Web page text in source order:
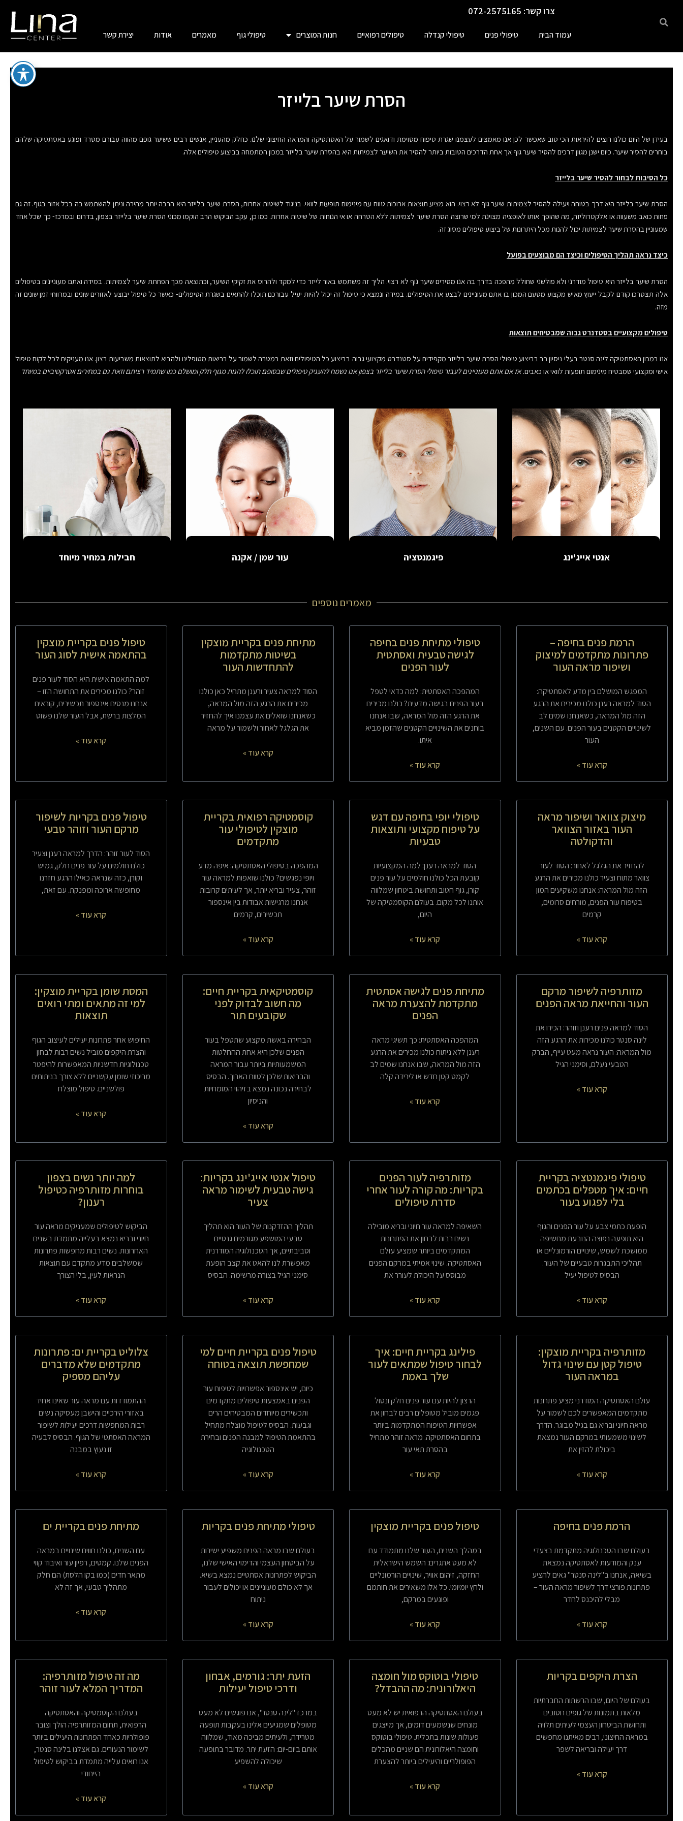
צרו קשר: 072-2575165
עמוד הבית טיפולי פנים טיפולי קנדלה טיפולים רפואיים חנות המוצרים טיפולי גוף מאמרים אודות יצירת קשר
הסרת שיער בלייזר
בעידן של היום כולנו רוצים להיראות הכי טוב שאפשר לכן אנו מאמצים לעצמנו שגרת טיפוח מסוימת ודואגים לשמור על האסתטיקה והמראה החיצוני שלנו. כחלק מהעניין, אנשים רבים ששיער גופם מהווה עבורם מטרד ופוגע באסתטיקה שלהם
בוחרים להסיר שיער. כיום ישנן מגוון דרכים להסיר שיער גוף אך אחת הדרכים הטובות ביותר להסיר את השיער לצמיתות היא בהסרת שיער בלייזר במכון המתמחה בביצוע טיפולים אלה.
כל הסיבות לבחור להסיר שיער בלייזר
הסרת שיער בלייזר היא דרך בטוחה ויעילה להסיר לצמיתות שיער גוף לא רצוי. הוא מציע תוצאות ארוכות טווח עם מינימום תופעות לוואי. בניגוד לשיטות אחרות, הסרת שיער בלייזר היא הרבה יותר מהירה וניתן להשתמש בה בכל אזור בגוף. זה גם
פחות כואב משעווה או אלקטרוליזה, מה שהופך אותו לאופציה מצוינת למי שרוצה הסרת שיער לצמיתות ללא הטרחה או אי הנוחות של שיטות אחרות. כמו כן, עקב הביקוש הרב הוקמו מכוני הסרת שיער בלייזר בצפון, בדרום ובמרכז- כך שכל אחד
שמעוניין בהסרת שיער לצמיתות יכול להנות מכל היתרונות של ביצוע טיפולים מסוג זה.
כיצד נראה תהליך הטיפולים וכיצד הם מבוצעים בפועל
הסרת שיער בלייזר היא טיפול מודרני ולא פולשני שחולל מהפכה בדרך בה אנו מסירים שיער גוף לא רצוי. הליך זה משתמש באור לייזר כדי למקד ולהרוס את זקיקי השיער, וכתוצאה מכך הפחתת שיער לצמיתות. במידה ואתם מעוניינים בטיפולים
אלה תצטרכו קודם לקבל ייעוץ מאיש מקצוע מטעם המכון בו אתם מעוניינים לבצע את הטיפולים. במידה ונמצא כי טיפול זה יכול להיות יעיל עבורכם תוכלו להתאים בשגרת הטיפולים- כאשר כל טיפול יבוצע לאזורים שונים ובמרווחי זמן שונים זה
מזה.
טיפולים מקצועיים בסטדנרט גבוה שמבטיחים תוצאות
אנו במכון האסתטיקה לינה סנטר בעלי ניסיון רב בביצוע טיפולי הסרת שיער בלייזר מקפידים על סטנדרט מקצועי גבוה בביצוע כל הטיפולים וזאת במטרה לשמור על בריאות מטופלינו ולהביא לתוצאות משביעות רצון. אנו מעניקים לכל לקוח טיפול
אישי ומקצועי שמבטיח מינימום תופעות לוואי או כאבים. אז אם אתם מעוניינים לעבור טיפולי הסרת שיער בלייזר בצפון אנו נשמח להעניק טיפולים שבסופם תוכלו להנות מגוף חלק ומושלם כמו שתמיד רציתם וזאת גם במחירים אטרקטיביים במיוחד
אנטי אייג'ינג פיגמנטציה עור שמן / אקנה חבילות במחיר מיוחד
מאמרים נוספים
הרמת פנים בחיפה –
פתרונות מתקדמים למיצוק
ושיפור מראה העור
המפגש המושלם בין מדע לאסתטיקה:
הסוד למראה רענן כולנו מכירים את הרגע
הזה מול המראה, כשאנחנו שמים לב
לשינויים הקטנים בעור הפנים. עם השנים,
העור
קרא עוד »
טיפולי מתיחת פנים בחיפה
לגישה טבעית ואסתטית
לעור הפנים
המהפכה האסתטית: למה כדאי לטפל
בעור הפנים בגישה מדעית? כולנו מכירים
את הרגע הזה מול המראה, שבו אנחנו
בוחנים את השינויים הקטנים שהזמן מביא
איתו.
קרא עוד »
מתיחת פנים בקריית מוצקין
בשיטות מתקדמות
להתחדשות העור
הסוד למראה צעיר ורענן מתחיל כאן כולנו
מכירים את הרגע הזה מול המראה,
כשאנחנו שואלים את עצמנו איך להחזיר
את הגלגל לאחור ולשמור על מראה
קרא עוד »
טיפול פנים בקריית מוצקין
בהתאמה אישית לסוג העור
למה התאמה אישית היא הסוד לעור פנים
זוהר? כולנו מכירים את התחושה הזו –
אנחנו מנסים אינספור תכשירים, קוראים
המלצות ברשת, אבל העור שלנו פשוט
קרא עוד »
מיצוק צוואר ושיפור מראה
העור באזור הצוואר
והדקולטה
להחזיר את הגלגל לאחור: הסוד לעור
צוואר מתוח וצעיר כולנו מכירים את הרגע
הזה מול המראה: אנחנו משקיעים המון
בטיפוח עור הפנים, מורחים סרומים,
קרמים
קרא עוד »
טיפולי יופי בחיפה עם דגש
על טיפוח מקצועי ותוצאות
טבעיות
הסוד למראה רענן: למה המקצועיות
קובעת הכל כולנו חולמים על עור פנים
קורן, גוף חטוב ותחושת ביטחון שמלווה
אותנו לכל מקום. בעולם הקוסמטיקה של
היום,
קרא עוד »
קוסמטיקה רפואית בקריית
מוצקין לטיפולי עור
מתקדמים
המהפכה בטיפולי האסתטיקה: איפה מדע
ויופי נפגשים? כולנו שואפות למראה עור
זוהר, צעיר ובריא יותר, אך לעיתים קרובות
אנחנו מרגישות אבודות בין אינספור
תכשירים, קרמים
קרא עוד »
טיפול פנים בקריות לשיפור
מרקם העור וזוהר טבעי
הסוד לעור זוהר: הדרך למראה רענן וצעיר
כולנו חולמים על עור פנים חלק, גמיש
וקורן, כזה שנראה כאילו הרגע חזרנו
מחופשה ארוכה ומפנקת. עם זאת,
קרא עוד »
מזותרפיה לשיפור מרקם
העור והחייאת מראה הפנים
הסוד למראה פנים רענן וזוהר: הכירו את
לינה סנטר כולנו מכירות את הרגע הזה
מול המראה: העור נראה מעט עייף, הברק
הטבעי נעלם, וסימני הגיל
קרא עוד »
מתיחת פנים לגישה אסתטית
מתקדמת להצערת מראה
הפנים
המהפכה האסתטית: כך תשיגי מראה
רענן ללא ניתוח כולנו מכירים את הרגע
הזה מול המראה, שבו אנחנו שמים לב
לקמט קטן חדש או לירידה קלה
קרא עוד »
קוסמטיקאית בקריית חיים:
מה חשוב לבדוק לפני
שקובעים תור
הבחירה באשת מקצוע שתטפל בעור
הפנים שלכן היא אחת ההחלטות
המשמעותיות ביותר עבור המראה
והבריאות שלכן לטווח הארוך. הבסיס
לבחירה נכונה נמצא בזיהוי המומחיות
והניסיון
קרא עוד »
המסת שומן בקריית מוצקין:
למי זה מתאים ומתי רואים
תוצאות
החיפוש אחר פתרונות יעילים לעיצוב הגוף
והצרת היקפים מוביל נשים רבות לבחון
טכנולוגיות חדשניות המאפשרות להיפטר
מריכוזי שומן עקשניים ללא צורך בניתוחים
פולשניים. טיפול מוצלח
קרא עוד »
טיפולי פיגמנטציה בקריית
חיים: איך מטפלים בכתמים
בלי לפגוע בעור
הופעת כתמי צבע על עור הפנים והגוף
היא תופעה נפוצה הנובעת מחשיפה
ממושכת לשמש, שינויים הורמונליים או
תהליכי התבגרות טבעיים של העור.
הבסיס לטיפול יעיל
קרא עוד »
מזותרפיה לעור הפנים
בקריות: מה קורה לעור אחרי
סדרת טיפולים
השאיפה למראה עור חיוני ובריא מובילה
נשים רבות לבחון את הפתרונות
המתקדמים ביותר שמציע עולם
האסתטיקה. שינוי אמיתי במרקם הפנים
מבוסס על היכולת לעורר את
קרא עוד »
טיפול אנטי אייג'ינג בקריות:
גישה טבעית לשימור מראה
צעיר
תהליך ההזדקנות של העור הוא תהליך
טבעי המושפע מגורמים גנטיים
וסביבתיים, אך הטכנולוגיה המודרנית
מאפשרת לנו להאט את קצב הופעת
סימני הגיל בצורה מרשימה. הבסיס
קרא עוד »
למה יותר נשים בצפון
בוחרות מזותרפיה כטיפול
רענון?
הביקוש לטיפולים שמעניקים מראה עור
חיוני ובריא נמצא בעלייה מתמדת בשנים
האחרונות. נשים רבות מחפשות פתרונות
שמשלבים מדע מתקדם עם תוצאות
הנראות לעין, בלי הצורך
קרא עוד »
מזותרפיה בקריית מוצקין:
טיפול קטן עם שינוי גדול
במראה העור
עולם האסתטיקה המודרני מציע פתרונות
מתקדמים המאפשרים לכם לשמור על
מראה חיוני ובריא גם בגיל מבוגר. הדרך
לשינוי משמעותי במרקם העור נמצאת
ביכולת להזין את
קרא עוד »
פילינג בקריית חיים: איך
לבחור טיפול שמתאים לעור
שלך באמת
הרצון להיות עם עור פנים חלק ונטול
פגמים מוביל מטופלים רבים לבחון את
אפשרויות הטיפוח המתקדמות ביותר
בתחום האסתטיקה. מראה זוהר מתחיל
בהסרת תאי עור
קרא עוד »
טיפול פנים בקריית חיים למי
שמחפשת תוצאה בטוחה
כיום, יש אינספור אפשרויות לטיפוח עור
הפנים באמצעות טיפולים מתקדמים
ותכשירים מיוחדים המבטיחים הרים
וגבעות. הבסיס לטיפול מוצלח מתחיל
בהתאמת הטיפול למבנה הפנים ובחירת
הטכנולוגיה
קרא עוד »
צלוליט בקריית ים: פתרונות
מתקדמים שלא מדברים
עליהם מספיק
ההתמודדות עם מראה עור שאינו אחיד
באזורי הירכיים והישבן מעסיקה נשים
רבות המחפשות דרכים יעילות לשיפור
המראה האסתטי של הגוף. הבסיס לבעיה
זו נעוץ במבנה
קרא עוד »
הרמת פנים בחיפה
בעולם שבו הטכנולוגיה מתקדמת בצעדי
ענק והמודעות לאסתטיקה נמצאת
בשיאה, אנחנו ב"לינה סנטר" גאים להציע
פתרונות פורצי דרך לשיפור מראה העור –
מבלי להיכנס לחדר
קרא עוד »
טיפול פנים בקריית מוצקין
במהלך השנים, העור שלנו מתמודד עם
לא מעט אתגרים: השמש הישראלית
החזקה, זיהום אוויר, שינויים הורמונליים
ולחץ יומיומי. כל אלו משאירים את חותמם
ופוגעים במרקם,
קרא עוד »
טיפולי מתיחת פנים בקריות
בעולם שבו מראה הפנים משפיע ישירות
על הביטחון העצמי והדימוי האישי שלנו,
הביקוש לפתרונות אסתטיים נמצא בשיא.
אך לא כולם מעוניינים או יכולים לעבור
ניתוח
קרא עוד »
מתיחת פנים בקריית ים
עם השנים, כולנו חווים שינויים במראה
הפנים שלנו. קמטים, רפיון עור ואיבוד קווי
מתאר חדים (כמו בקו הלסת) הם חלק
מתהליך טבעי, אך זה לא
קרא עוד »
הצרת היקפים בקריות
בעולם של היום, שבו הרשתות החברתיות
מלאות בתמונות של גופים חטובים
ותחושת הביטחון העצמי לעיתים תלויה
במראה החיצוני, רבים מאיתנו מחפשים
דרך יעילה ובריאה לשפר
קרא עוד »
טיפולי בוטוקס מול חומצה
היאלורונית: מה ההבדל?
בעולם האסתטיקה הרפואית יש לא מעט
מונחים שנשמעים דומים, אך מייצגים
פעולות שונות בתכלית. טיפולי בוטוקס
וחומצה היאלורונית הם שניים מהכלים
הפופולריים והיעילים ביותר להצערת
קרא עוד »
הזעת יתר: גורמים, אבחון
ודרכי טיפול יעילות
במרכז "לינה סנטר", אנו פוגשים לא מעט
מטופלים שמגיעים אלינו בעקבות תופעה
מטרידה, ולעיתים מביכה מאוד, שמלווה
אותם ביום-יום: הזעת יתר. מדובר בתופעה
שיכולה להשפיע
קרא עוד »
מה זה טיפול מזותרפיה:
המדריך המלא לעור זוהר
בעולם הקוסמטיקה והאסתטיקה
הרפואית, תחום המזותרפיה הולך וצובר
פופולריות כאחד הפתרונות היעילים ביותר
לשימור הנעורים. גם אצלנו בלינה סנטר,
אנו רואים עלייה מתמדת בביקוש לטיפול
הייחודי
קרא עוד »